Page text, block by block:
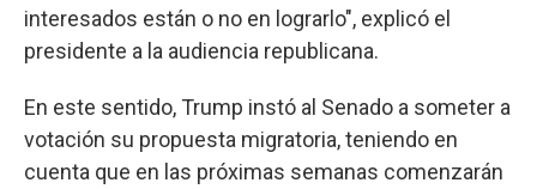
interesados están o no en lograrlo", explicó el
presidente a la audiencia republicana.
En este sentido, Trump instó al Senado a someter a
votación su propuesta migratoria, teniendo en
cuenta que en las próximas semanas comenzarán